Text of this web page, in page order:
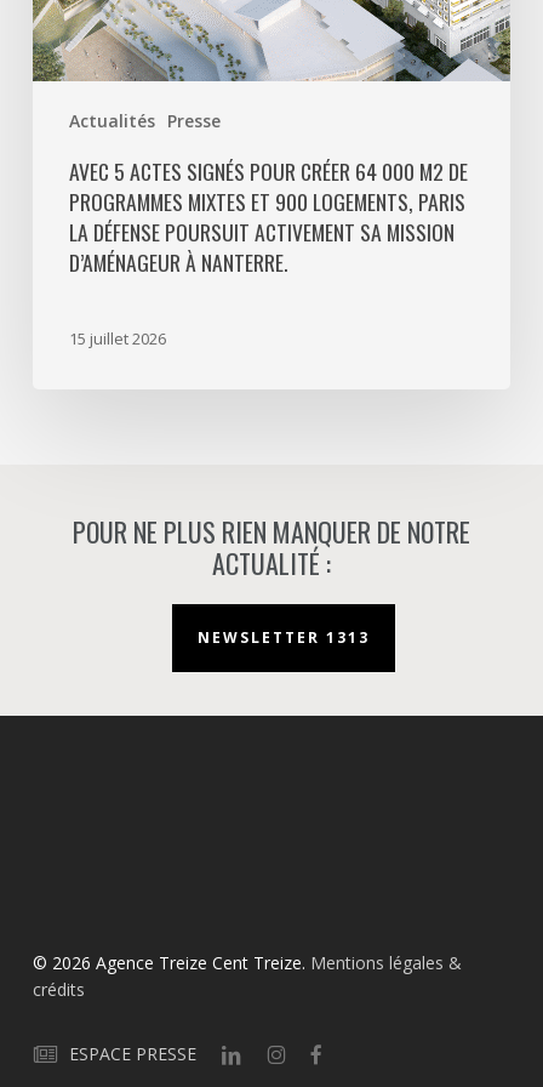
Actualités Presse
et
900
logements,
Défense
poursuit
activement
AVEC 5 ACTES SIGNÉS POUR CRÉER 64 000 M2 DE
PROGRAMMES MIXTES ET 900 LOGEMENTS, PARIS
LA DÉFENSE POURSUIT ACTIVEMENT SA MISSION
D’AMÉNAGEUR À NANTERRE.
15 juillet 2026
POUR NE PLUS RIEN MANQUER DE NOTRE
ACTUALITÉ :
NEWSLETTER 1313
© 2026 Agence Treize Cent Treize. Mentions légales &
crédits
ESPACE PRESSE